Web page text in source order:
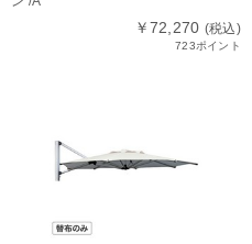
￥72,270 (税込)
723ポイント